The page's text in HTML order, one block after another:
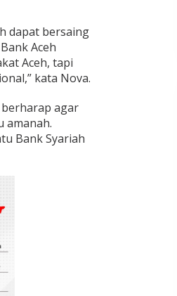
dapat bersaing
Aceh
Aceh, tapi
kata Nova.
berharap agar
amanah.
Bank Syariah